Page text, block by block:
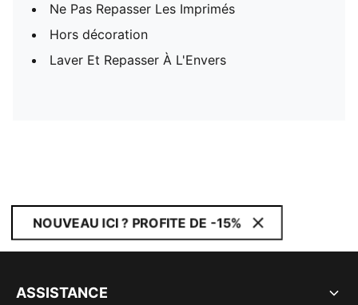
Ne Pas Repasser Les Imprimés
Hors décoration
Laver Et Repasser À L'Envers
NOUVEAU ICI ? PROFITE DE -15%
ASSISTANCE